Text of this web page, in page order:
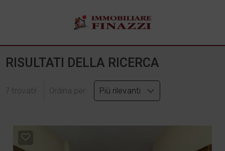
RISULTATI DELLA RICERCA
7 trovati! Ordina per: Più rilevanti